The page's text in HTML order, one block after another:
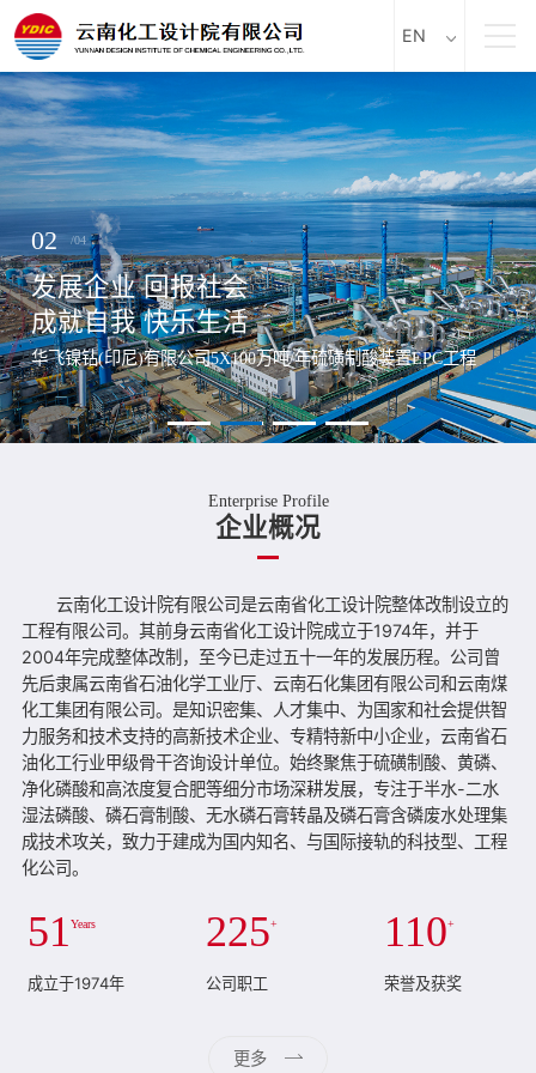
EN
英文
02 /04
发展企业 回报社会
成就自我 快乐生活
华飞镍钻(印尼)有限公司5X100万吨/年硫磺制酸装置EPC工程
Enterprise Profile
企业概况
云南化工设计院有限公司是云南省化工设计院整体改制设立的
工程有限公司。其前身云南省化工设计院成立于1974年，并于
2004年完成整体改制，至今已走过五十一年的发展历程。公司曾
先后隶属云南省石油化学工业厅、云南石化集团有限公司和云南煤
化工集团有限公司。是知识密集、人才集中、为国家和社会提供智
力服务和技术支持的高新技术企业、专精特新中小企业，云南省石
油化工行业甲级骨干咨询设计单位。始终聚焦于硫磺制酸、黄磷、
净化磷酸和高浓度复合肥等细分市场深耕发展，专注于半水-二水
湿法磷酸、磷石膏制酸、无水磷石膏转晶及磷石膏含磷废水处理集
成技术攻关，致力于建成为国内知名、与国际接轨的科技型、工程
化公司。
51Years
成立于1974年
225+
公司职工
110+
荣誉及获奖
更多